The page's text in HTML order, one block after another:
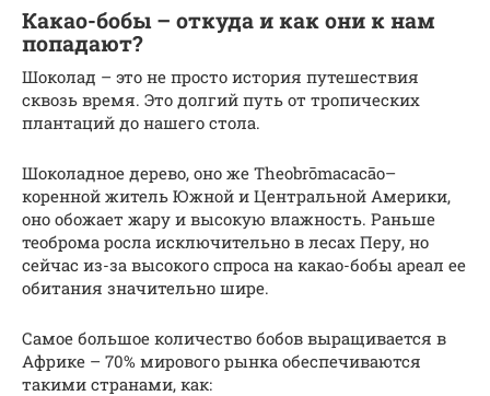
Какао-бобы – откуда и как они к нам
попадают?
Шоколад – это не просто история путешествия
сквозь время. Это долгий путь от тропических
плантаций до нашего стола.
Шоколадное дерево, оно же Theobrōmacacāo–
коренной житель Южной и Центральной Америки,
оно обожает жару и высокую влажность. Раньше
теоброма росла исключительно в лесах Перу, но
сейчас из-за высокого спроса на какао-бобы ареал ее
обитания значительно шире.
Самое большое количество бобов выращивается в
Африке – 70% мирового рынка обеспечиваются
такими странами, как: